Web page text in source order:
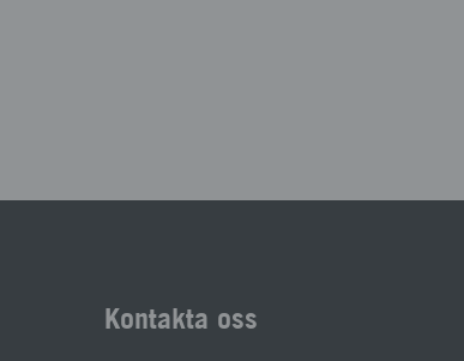
Kontakta oss